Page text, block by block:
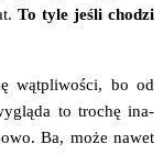
To tyle jeśli cho­dzi
wąt­pli­wo­ści, bo od
to tro­chę ina­
Ba, może nawet